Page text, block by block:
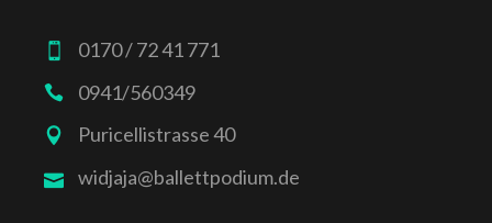
0170 / 72 41 771
0941/560349
Puricellistrasse 40
widjaja@ballettpodium.de